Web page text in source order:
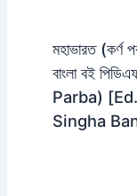
মহাভারত (কর্ণ
বাংলা বই
Parba)
Singha